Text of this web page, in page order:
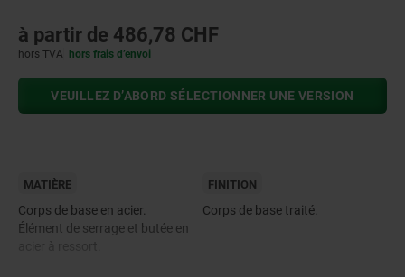
à partir de 486,78 CHF
hors TVA hors frais d’envoi
VEUILLEZ D’ABORD SÉLECTIONNER UNE VERSION
MATIÈRE
Corps de base en acier.
Élément de serrage et butée en
FINITION
Corps de base traité.